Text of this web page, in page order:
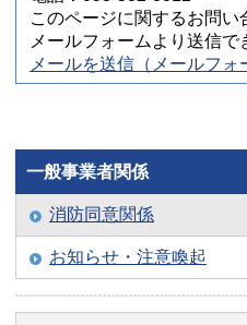
このページに関するお問
メールフォームより送信で
メールを送信（メールフォ
一般事業者関係
消防同意関係
お知らせ・注意喚起